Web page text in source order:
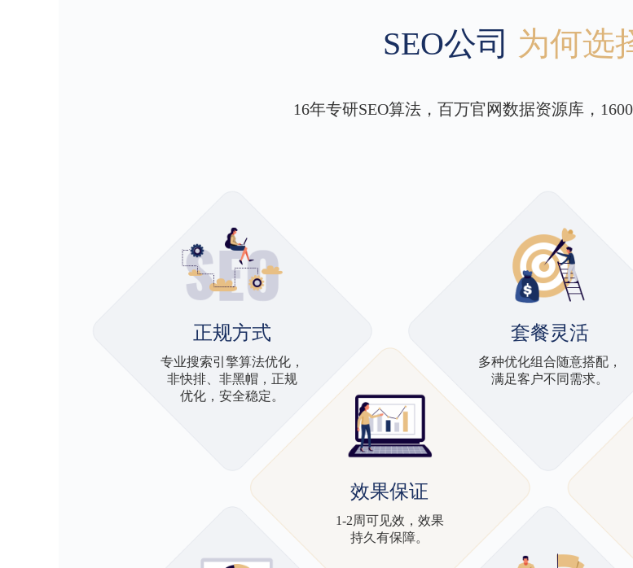
SEO公司 为何选
16年专研SEO算法，百万官网数据资源库，
正规方式
专业搜索引擎算法优化，
非快排、非黑帽，正规
优化，安全稳定。
套餐灵活
多种优化组合随意搭配，
满足客户不同需求。
效果保证
1-2周可见效，效果
持久有保障。